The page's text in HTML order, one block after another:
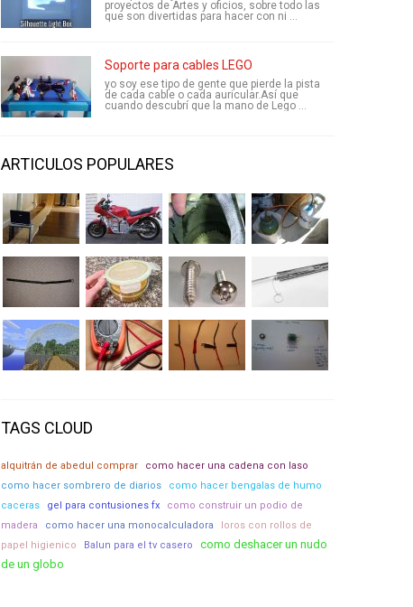
proyectos de Artes y oficios, sobre todo las
que son divertidas para hacer con ni ...
Soporte para cables LEGO
yo soy ese tipo de gente que pierde la pista
de cada cable o cada auricular.Así que
cuando descubrí que la mano de Lego ...
ARTICULOS POPULARES
TAGS CLOUD
alquitrán de abedul comprar
como hacer una cadena con laso
como hacer sombrero de diarios
como hacer bengalas de humo
caceras
gel para contusiones fx
como construir un podio de
madera
como hacer una monocalculadora
loros con rollos de
papel higienico
Balun para el tv casero
como deshacer un nudo
de un globo